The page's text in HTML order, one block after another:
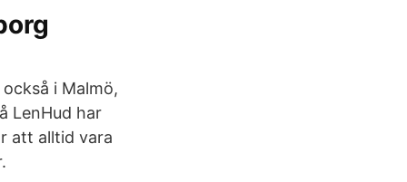
i Malmö,
LenHud har
att alltid vara